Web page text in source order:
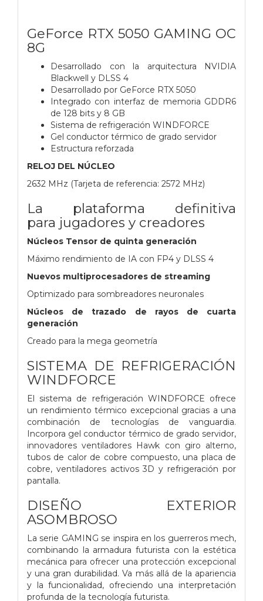
GeForce RTX 5050 GAMING OC
8G
Desarrollado con la arquitectura NVIDIA
Blackwell y DLSS 4
Desarrollado por GeForce RTX 5050
Integrado con interfaz de memoria GDDR6
de 128 bits y 8 GB
Sistema de refrigeración WINDFORCE
Gel conductor térmico de grado servidor
Estructura reforzada
RELOJ DEL NÚCLEO
2632 MHz (Tarjeta de referencia: 2572 MHz)
La plataforma definitiva
para jugadores y creadores
Núcleos Tensor de quinta generación
Máximo rendimiento de IA con FP4 y DLSS 4
Nuevos multiprocesadores de streaming
Optimizado para sombreadores neuronales
Núcleos de trazado de rayos de cuarta
generación
Creado para la mega geometría
SISTEMA DE REFRIGERACIÓN
WINDFORCE
El sistema de refrigeración WINDFORCE ofrece
un rendimiento térmico excepcional gracias a una
combinación de tecnologías de vanguardia.
Incorpora gel conductor térmico de grado servidor,
innovadores ventiladores Hawk con giro alterno,
tubos de calor de cobre compuesto, una placa de
cobre, ventiladores activos 3D y refrigeración por
pantalla.
DISEÑO EXTERIOR
ASOMBROSO
La serie GAMING se inspira en los guerreros mech,
combinando la armadura futurista con la estética
mecánica para ofrecer una protección excepcional
y una gran durabilidad. Va más allá de la apariencia
y la funcionalidad, ofreciendo una interpretación
profunda de la tecnología futurista.